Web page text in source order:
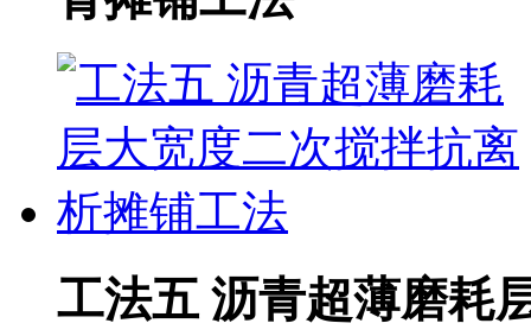
工法五 沥青超薄磨耗